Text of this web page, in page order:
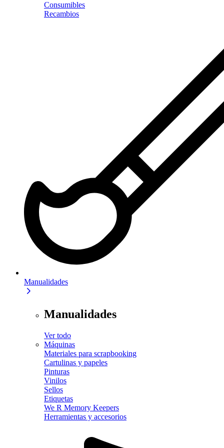
Consumibles
Recambios
Manualidades
Manualidades
Ver todo
Máquinas
Materiales para scrapbooking
Cartulinas y papeles
Pinturas
Vinilos
Sellos
Etiquetas
We R Memory Keepers
Herramientas y accesorios